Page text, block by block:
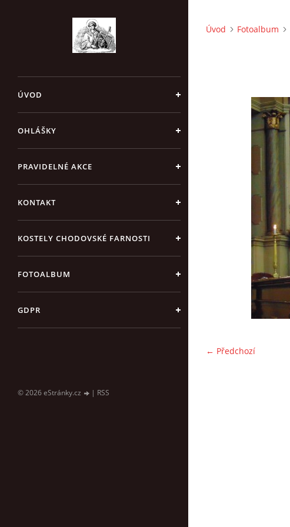
ÚVOD
OHLÁŠKY
PRAVIDELNÉ AKCE
KONTAKT
KOSTELY CHODOVSKÉ FARNOSTI
FOTOALBUM
GDPR
© 2026 eStránky.cz | RSS
Úvod Fotoalbum
← Předchozí